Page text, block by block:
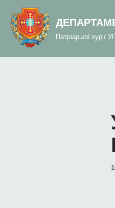
вмісту
Перейти
вмісту
Патріаршої курії